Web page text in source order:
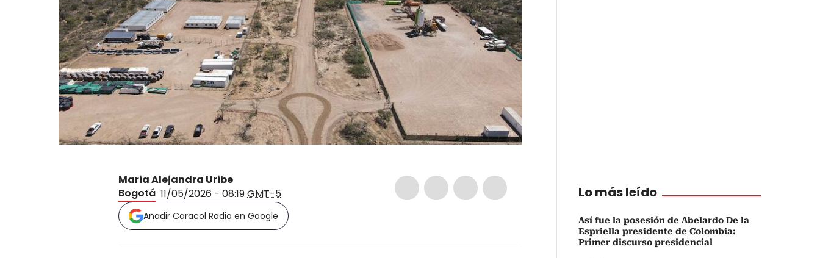
Maria Alejandra Uribe
Bogotá 11/05/2026 - 08:19GMT-5
Añadir Caracol Radio en Google
Lo más leído
Así fue la posesión de Abelardo De la
Espriella presidente de Colombia:
Primer discurso presidencial